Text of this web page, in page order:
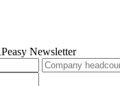
Newsletter